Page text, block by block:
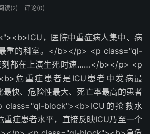
读(2) 评论(0)
，医院中重症病人集中、病
重的科室。</b></p> <p class="ql-
都在上演生死时速……</b></p> <p
危重症患者是ICU患者中发病最
最快、危险性最大、死亡率最高的患者
block"><b>ICU的抢救水
重症患者水平，直接反映ICU乃至一个